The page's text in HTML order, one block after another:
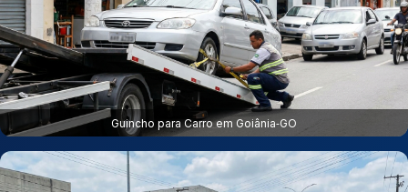
Guincho para Carro em Goiânia‑GO